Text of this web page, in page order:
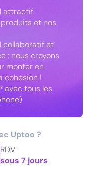
attractif
et nos
collaboratif et
: nous croyons
monter en
cohésion !
avec tous les
Uptoo ?
RDV
sous 7 jours